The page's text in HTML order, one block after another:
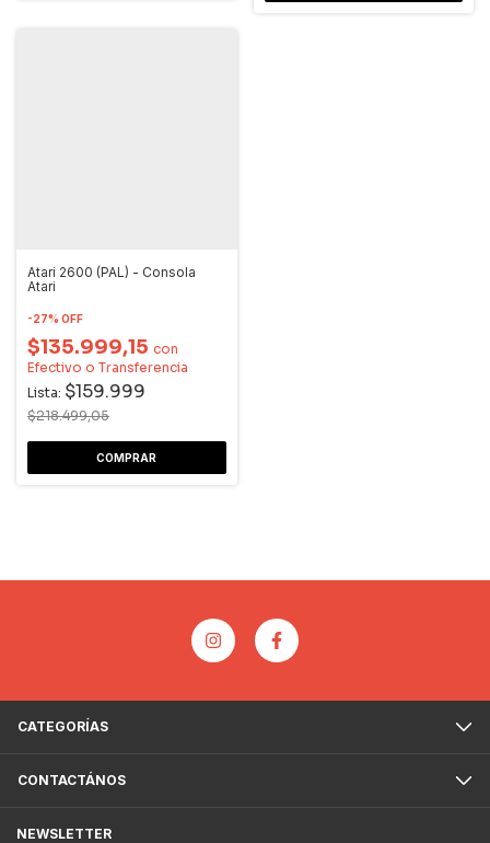
Atari 2600 (PAL) - Consola
Atari
-27% OFF
$135.999,15 con
Efectivo o Transferencia
Lista: $159.999
$218.499,05
CATEGORÍAS
CONTACTÁNOS
NEWSLETTER